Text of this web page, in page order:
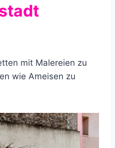
mit Malereien zu
wie Ameisen zu